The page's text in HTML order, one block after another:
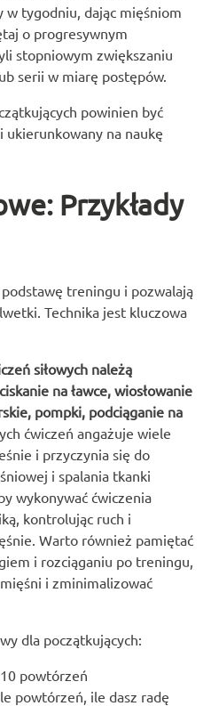
w tygodniu, dając mięśniom
o progresywnym
stopniowym zwiększaniu
serii w miarę postępów.
powinien być
na naukę
Przykłady
treningu i pozwalają
Technika jest kluczowa
siłowych należą
na ławce, wiosłowanie
pompki, podciąganie na
ćwiczeń angażuje wiele
i przyczynia się do
i spalania tkanki
wykonywać ćwiczenia
kontrolując ruch i
Warto również pamiętać
i rozciąganiu po treningu,
i zminimalizować
dla początkujących:
powtórzeń
powtórzeń, ile dasz radę